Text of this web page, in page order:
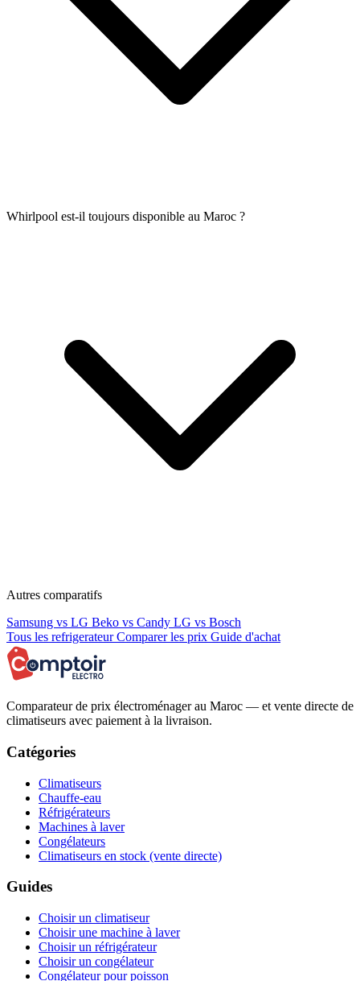
Whirlpool est-il toujours disponible au Maroc ?
Autres comparatifs
Samsung vs LG Beko vs Candy LG vs Bosch
Tous les refrigerateurComparer les prix Guide d'achat
Comparateur de prix électroménager au Maroc — et vente directe de
climatiseurs avec paiement à la livraison.
Catégories
Climatiseurs
Chauffe-eau
Réfrigérateurs
Machines à laver
Congélateurs
Climatiseurs en stock (vente directe)
Guides
Choisir un climatiseur
Choisir une machine à laver
Choisir un réfrigérateur
Choisir un congélateur
Congélateur pour poisson